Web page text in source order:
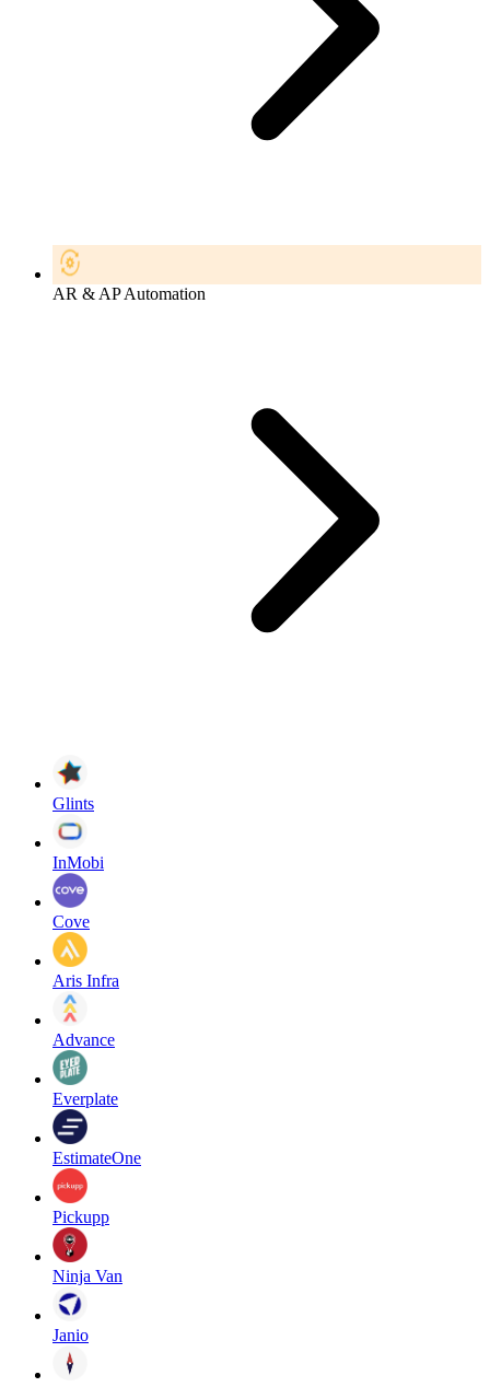
AR & AP Automation
Glints
InMobi
Cove
Aris Infra
Advance
Everplate
EstimateOne
Pickupp
Ninja Van
Janio